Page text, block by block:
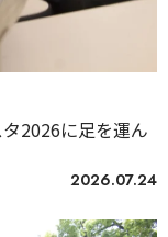
2026に足を運ん
2026.07.24